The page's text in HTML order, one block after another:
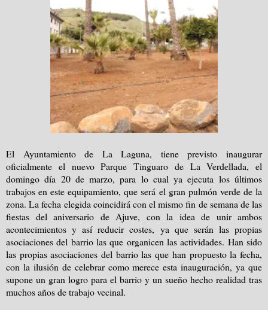
El Ayuntamiento de La Laguna, tiene previsto inaugurar
oficialmente el nuevo Parque Tinguaro de La Verdellada, el
domingo día 20 de marzo, para lo cual ya ejecuta los últimos
trabajos en este equipamiento, que será el gran pulmón verde de la
zona. La fecha elegida coincidirá con el mismo fin de semana de las
fiestas del aniversario de Ajuve, con la idea de unir ambos
acontecimientos y así reducir costes, ya que serán las propias
asociaciones del barrio las que organicen las actividades. Han sido
las propias asociaciones del barrio las que han propuesto la fecha,
con la ilusión de celebrar como merece esta inauguración, ya que
supone un gran logro para el barrio y un sueño hecho realidad tras
muchos años de trabajo vecinal.